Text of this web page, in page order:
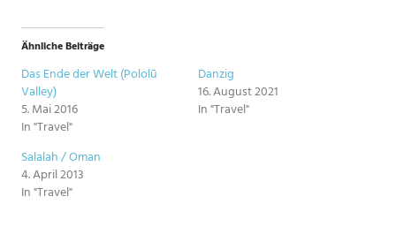
Ähnliche Beiträge
Das Ende der Welt (Pololū
Valley)
5. Mai 2016
In "Travel"
Danzig
16. August 2021
In "Travel"
Salalah / Oman
4. April 2013
In "Travel"